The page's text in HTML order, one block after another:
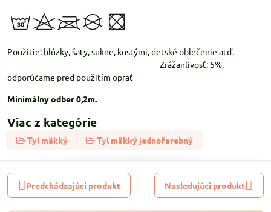
Použitie: blúzky, šaty, sukne, kostými, detské oblečenie atď.
Zrážanlivosť: 5%,
odporúčame pred použitím oprať
Minimálny odber 0,2m.
Viac z kategórie
Tyl mäkký Tyl mäkký jednofarebný
Predchádzajúci produkt Nasledujúci produkt